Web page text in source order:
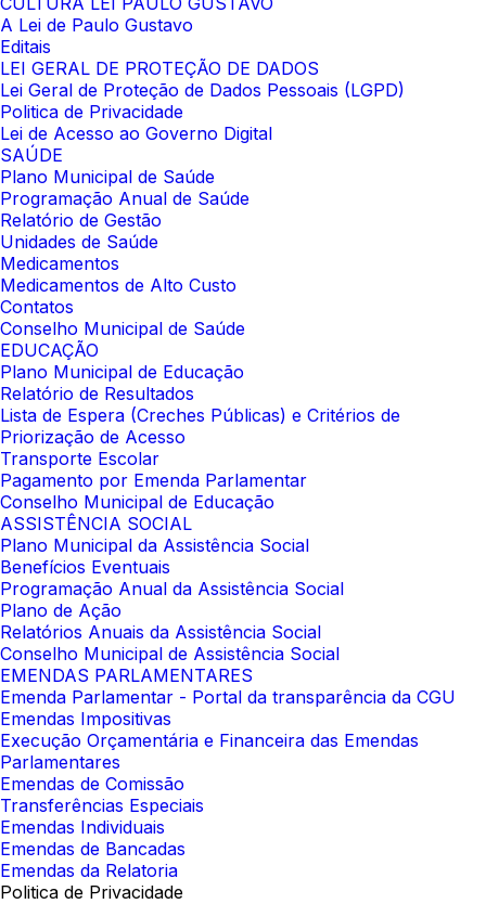
A Lei de Paulo Gustavo
Editais
LEI GERAL DE PROTEÇÃO DE DADOS
Lei Geral de Proteção de Dados Pessoais (LGPD)
Politica de Privacidade
Lei de Acesso ao Governo Digital
SAÚDE
Plano Municipal de Saúde
Programação Anual de Saúde
Relatório de Gestão
Unidades de Saúde
Medicamentos
Medicamentos de Alto Custo
Contatos
Conselho Municipal de Saúde
EDUCAÇÃO
Plano Municipal de Educação
Relatório de Resultados
Lista de Espera (Creches Públicas) e Critérios de
Priorização de Acesso
Transporte Escolar
Pagamento por Emenda Parlamentar
Conselho Municipal de Educação
ASSISTÊNCIA SOCIAL
Plano Municipal da Assistência Social
Benefícios Eventuais
Programação Anual da Assistência Social
Plano de Ação
Relatórios Anuais da Assistência Social
Conselho Municipal de Assistência Social
EMENDAS PARLAMENTARES
Emenda Parlamentar - Portal da transparência da CGU
Emendas Impositivas
Execução Orçamentária e Financeira das Emendas
Parlamentares
Emendas de Comissão
Transferências Especiais
Emendas Individuais
Emendas de Bancadas
Emendas da Relatoria
Politica de Privacidade